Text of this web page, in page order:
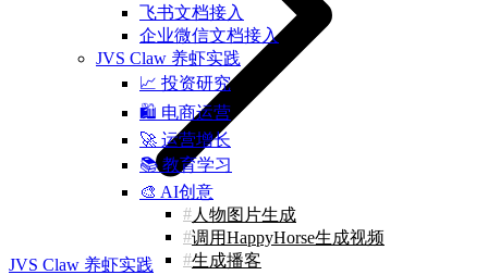
飞书文档接入
企业微信文档接入
JVS Claw 养虾实践
📈 投资研究
🛍️ 电商运营
🚀 运营增长
📚 教育学习
🎨 AI创意
人物图片生成
调用HappyHorse生成视频
生成播客
JVS Claw 养虾实践